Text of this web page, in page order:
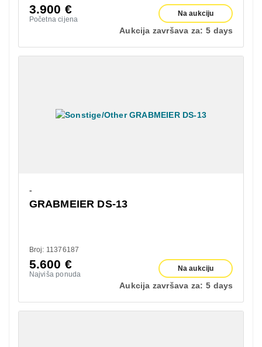
3.900 €
Početna cijena
Na aukciju
Aukcija završava za: 5 days
-
GRABMEIER DS-13
Broj: 11376187
5.600 €
Najviša ponuda
Na aukciju
Aukcija završava za: 5 days